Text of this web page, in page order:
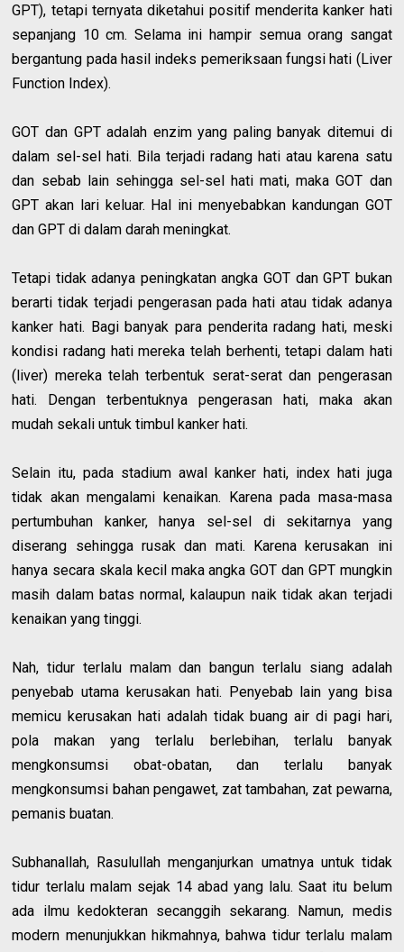
GPT), tetapi ternyata diketahui positif menderita kanker hati
sepanjang 10 cm. Selama ini hampir semua orang sangat
bergantung pada hasil indeks pemeriksaan fungsi hati (Liver
Function Index).
GOT dan GPT adalah enzim yang paling banyak ditemui di
dalam sel-sel hati. Bila terjadi radang hati atau karena satu
dan sebab lain sehingga sel-sel hati mati, maka GOT dan
GPT akan lari keluar. Hal ini menyebabkan kandungan GOT
dan GPT di dalam darah meningkat.
Tetapi tidak adanya peningkatan angka GOT dan GPT bukan
berarti tidak terjadi pengerasan pada hati atau tidak adanya
kanker hati. Bagi banyak para penderita radang hati, meski
kondisi radang hati mereka telah berhenti, tetapi dalam hati
(liver) mereka telah terbentuk serat-serat dan pengerasan
hati. Dengan terbentuknya pengerasan hati, maka akan
mudah sekali untuk timbul kanker hati.
Selain itu, pada stadium awal kanker hati, index hati juga
tidak akan mengalami kenaikan. Karena pada masa-masa
pertumbuhan kanker, hanya sel-sel di sekitarnya yang
diserang sehingga rusak dan mati. Karena kerusakan ini
hanya secara skala kecil maka angka GOT dan GPT mungkin
masih dalam batas normal, kalaupun naik tidak akan terjadi
kenaikan yang tinggi.
Nah, tidur terlalu malam dan bangun terlalu siang adalah
penyebab utama kerusakan hati. Penyebab lain yang bisa
memicu kerusakan hati adalah tidak buang air di pagi hari,
pola makan yang terlalu berlebihan, terlalu banyak
mengkonsumsi obat-obatan, dan terlalu banyak
mengkonsumsi bahan pengawet, zat tambahan, zat pewarna,
pemanis buatan.
Subhanallah, Rasulullah menganjurkan umatnya untuk tidak
tidur terlalu malam sejak 14 abad yang lalu. Saat itu belum
ada ilmu kedokteran secanggih sekarang. Namun, medis
modern menunjukkan hikmahnya, bahwa tidur terlalu malam